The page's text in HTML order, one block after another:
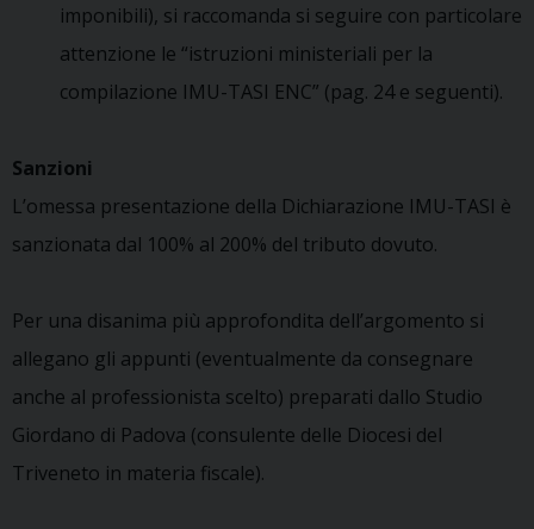
imponibili), si raccomanda si seguire con particolare
attenzione le “istruzioni ministeriali per la
compilazione IMU-TASI ENC” (pag. 24 e seguenti).
Sanzioni
L’omessa presentazione della Dichiarazione IMU-TASI è
sanzionata dal 100% al 200% del tributo dovuto.
Per una disanima più approfondita dell’argomento si
allegano gli appunti (eventualmente da consegnare
anche al professionista scelto) preparati dallo Studio
Giordano di Padova (consulente delle Diocesi del
Triveneto in materia fiscale).